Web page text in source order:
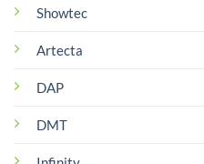
Showtec
Artecta
DAP
DMT